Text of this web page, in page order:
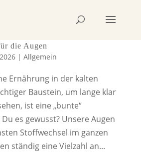
die Augen
| Allgemein
Ernährung in der kalten
Baustein, um lange klar
ist eine „bunte“
es gewusst? Unsere Augen
Stoffwechsel im ganzen
ständig eine Vielzahl an...